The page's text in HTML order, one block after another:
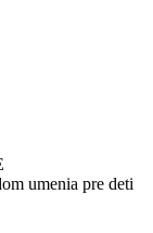
umenia pre deti